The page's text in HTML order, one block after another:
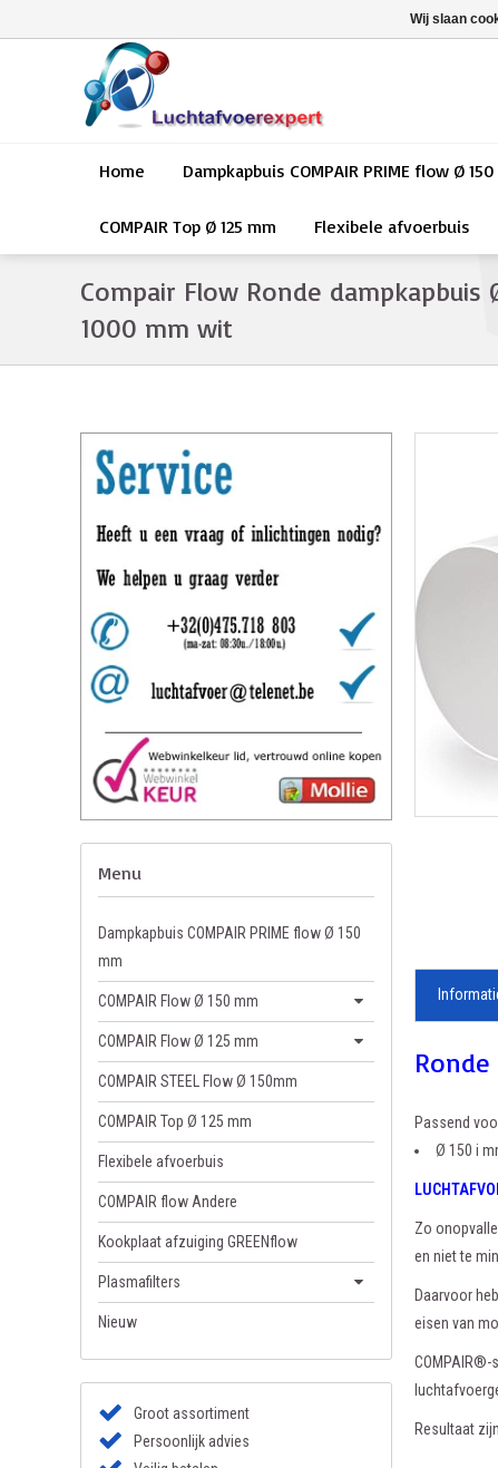
Home Dampkapbuis COMPAIR PRIME flow Ø
COMPAIR Top Ø 125 mm Flexibele afvoerbuis
Compair Flow Ronde dampkapbuis
1000 mm wit
Passend
Ø 150 i
Zo
en niet te
Daarvoor
eisen van
COMPAIR®-
Resultaat
Menu
Dampkapbuis COMPAIR PRIME flow Ø 150
mm
COMPAIR Flow Ø 150 mm
COMPAIR Flow Ø 125 mm
COMPAIR STEEL Flow Ø 150mm
COMPAIR Top Ø 125 mm
Flexibele afvoerbuis
COMPAIR flow Andere
Kookplaat afzuiging GREENflow
Plasmafilters
Nieuw
Groot assortiment
Persoonlijk advies
Wij slaan